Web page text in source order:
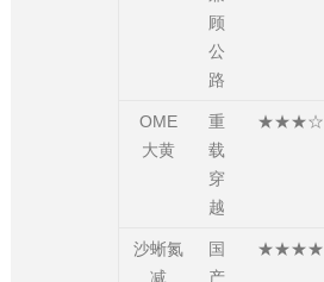
顾
公
路
OME
大黄
重
载
穿
越
★★★☆
沙蜥氮
减
国
产
★★★★